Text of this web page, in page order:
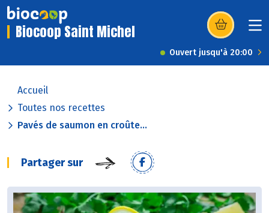
Biocoop Saint Michel (s’ouvre dans
Ouvert jusqu'à 20:00
Accueil
Toutes nos recettes
Pavés de saumon en croûte...
Partager sur